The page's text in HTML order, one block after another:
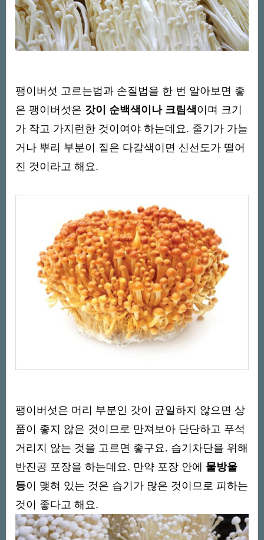
팽이버섯 고르는법과 손질법을 한 번 알아보면 좋
은 팽이버섯은 갓이 순백색이나 크림색이며 크기
가 작고 가지런한 것이여야 하는데요. 줄기가 가늘
거나 뿌리 부분이 짙은 다갈색이면 신선도가 떨어
진 것이라고 해요.
팽이버섯은 머리 부분인 갓이 균일하지 않으면 상
품이 좋지 않은 것이므로 만져보아 단단하고 푸석
거리지 않는 것을 고르면 좋구요. 습기차단을 위해
반진공 포장을 하는데요. 만약 포장 안에 물방울
등이 맺혀 있는 것은 습기가 많은 것이므로 피하는
것이 좋다고 해요.